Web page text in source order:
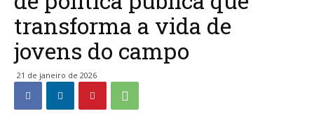
transforma a vida de
jovens do campo
21 de janeiro de 2026